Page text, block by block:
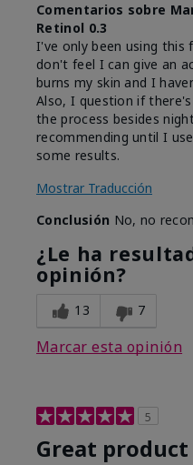
Comentarios sobre
Retinol 0.3
I've only been using this
don't feel I can give an
burns my skin and I
Also, I question if
the process besides
recommending until I
some results.
Mostrar Traducción
Conclusión No, no
¿Le ha
opinión?
13 7
Marcar esta opinión
5
Great product